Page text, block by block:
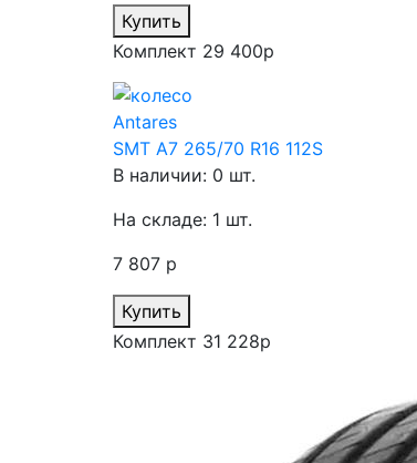
Купить
Комплект 29 400р
Antares
SMT A7 265/70 R16 112S
В наличии: 0 шт.
На складе: 1 шт.
7 807 р
Купить
Комплект 31 228р